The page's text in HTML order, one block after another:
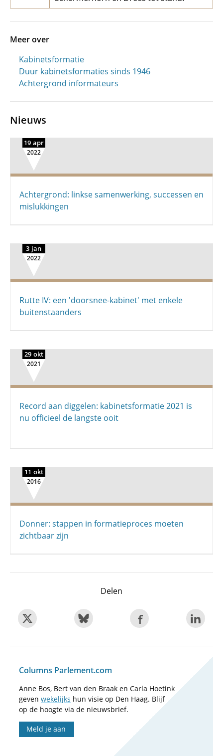
Meer over
Kabinetsformatie
Duur kabinetsformaties sinds 1946
Achtergrond informateurs
Nieuws
19 apr
2022
Achtergrond: linkse samenwerking, successen en
mislukkingen
3 jan
2022
Rutte IV: een 'doorsnee-kabinet' met enkele
buitenstaanders
29 okt
2021
Record aan diggelen: kabinetsformatie 2021 is
nu officieel de langste ooit
11 okt
2016
Donner: stappen in formatieproces moeten
zichtbaar zijn
Delen
Columns Parlement.com
Anne Bos, Bert van den Braak en Carla Hoetink
geven wekelijks hun visie op Den Haag. Blijf
op de hoogte via de nieuwsbrief.
Meld je aan